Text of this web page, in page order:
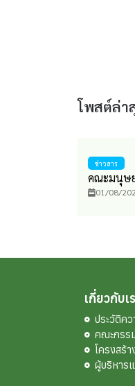
โพสต์ล่า
ข่าวสาร
คณะมนุษ
01/08/
เกี่ยวกับเ
ประวัติคว
คณะกรร
โครงสร้
ผู้บริหาร